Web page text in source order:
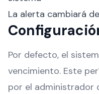
La alerta cambiará
Por defecto, el
vencimiento. Este
por el administrador